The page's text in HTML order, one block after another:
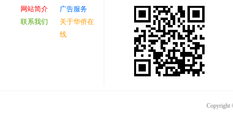
网站简介
广告服务
联系我们
关于华侨在
线